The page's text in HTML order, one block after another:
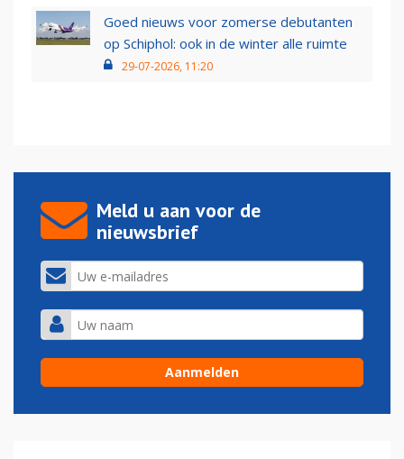
Goed nieuws voor zomerse debutanten
op Schiphol: ook in de winter alle ruimte
29-07-2026, 11:20
Meld u aan voor de
nieuwsbrief